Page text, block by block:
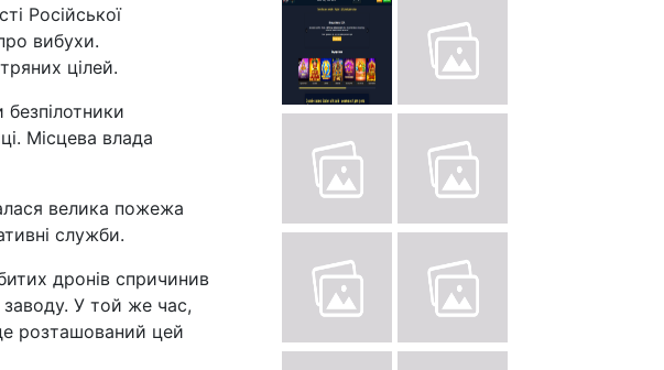
Російської
вибухи.
цілей.
Місцева влада
велика пожежа
служби.
дронів спричинив
заводу. У той же час,
розташований цей